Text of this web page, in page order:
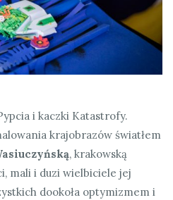
i kaczki Katastrofy.
krajobrazów światłem
, krakowską
mali i duzi wielbiciele jej
dookoła optymizmem i